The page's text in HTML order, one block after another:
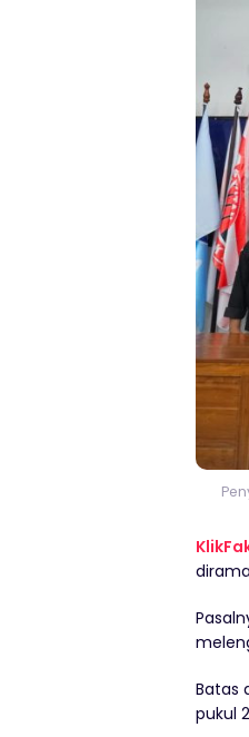
Batas
pukul